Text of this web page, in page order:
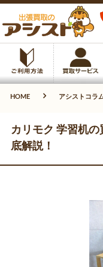
HOME アシストコラ
カリモク 学習机
底解説！